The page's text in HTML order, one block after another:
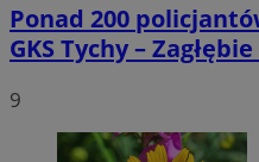
Ponad 200
GKS Tychy –
9